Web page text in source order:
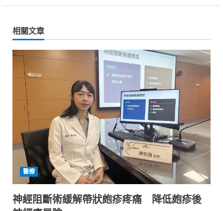
n
u
e
d
i
n
相關文章
醫療
神經阻斷術緩解帶狀皰疹疼痛 降低皰疹後